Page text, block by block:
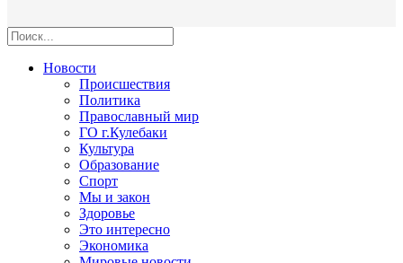
Новости
Происшествия
Политика
Православный мир
ГО г.Кулебаки
Культура
Образование
Спорт
Мы и закон
Здоровье
Это интересно
Экономика